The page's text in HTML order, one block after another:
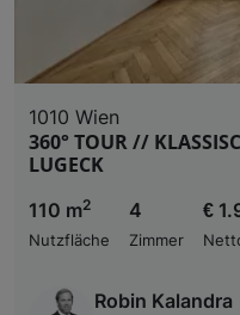
1010 Wien
360° TOUR //
LUGECK
110 m2
Nutzfläche
4
Zimmer
€
Robin Kalandra